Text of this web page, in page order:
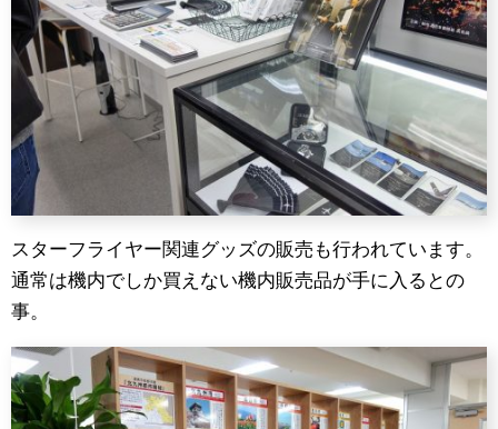
スターフライヤー関連グッズの販売も行われています。
通常は機内でしか買えない機内販売品が手に入るとの
事。